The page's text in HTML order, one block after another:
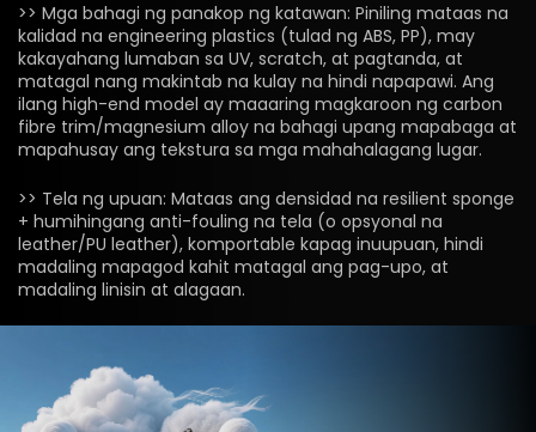
>> Mga bahagi ng panakop ng katawan: Piniling mataas na
kalidad na engineering plastics (tulad ng ABS, PP), may
kakayahang lumaban sa UV, scratch, at pagtanda, at
matagal nang makintab na kulay na hindi napapawi. Ang
ilang high-end model ay maaaring magkaroon ng carbon
fibre trim/magnesium alloy na bahagi upang mapabaga at
mapahusay ang tekstura sa mga mahahalagang lugar.
>> Tela ng upuan: Mataas ang densidad na resilient sponge
+ humihingang anti-fouling na tela (o opsyonal na
leather/PU leather), komportable kapag inuupuan, hindi
madaling mapagod kahit matagal ang pag-upo, at
madaling linisin at alagaan.